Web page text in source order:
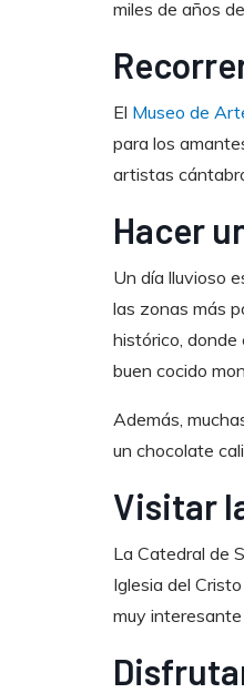
miles de años
El Museo de
para los
artistas
Hacer
Un día lluvioso
las zonas más
histórico, donde
buen cocido
Además,
un chocolate
Visitar
La Catedral de
Iglesia del
muy